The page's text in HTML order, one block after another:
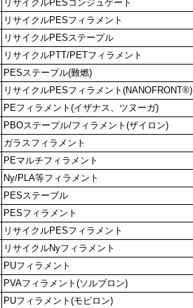
リサイクルPESコンジュゲート
リサイクルPESフィラメント
リサイクルPESステープル
リサイクルPTT/PETフィラメント
PESステープル(難燃)
リサイクルPESフィラメント(NANOFRONT®)
PEフィラメント(イザナス、ツヌーガ)
PBOステープル/フィラメント(ザイロン)
ガラスフィラメント
PEマルチフィラメント
Ny/PLA等フィラメント
PESステープル
PESフィラメント
リサイクルPESフィラメント
リサイクルNyフィラメント
PUフィラメント
PVAフィラメント(ソルブロン)
PUフィラメント(モビロン)